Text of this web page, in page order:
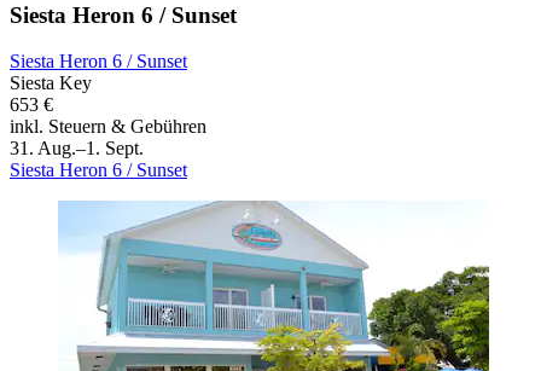
Siesta Heron 6 / Sunset
Siesta Heron 6 / Sunset
Siesta Key
653 €
inkl. Steuern & Gebühren
31. Aug.–1. Sept.
Siesta Heron 6 / Sunset